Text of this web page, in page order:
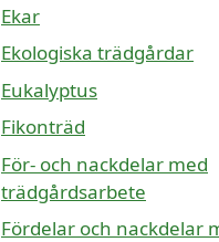
Ekar
Ekologiska trädgårdar
Eukalyptus
Fikonträd
För- och nackdelar med
trädgårdsarbete
Fördelar och nackdelar